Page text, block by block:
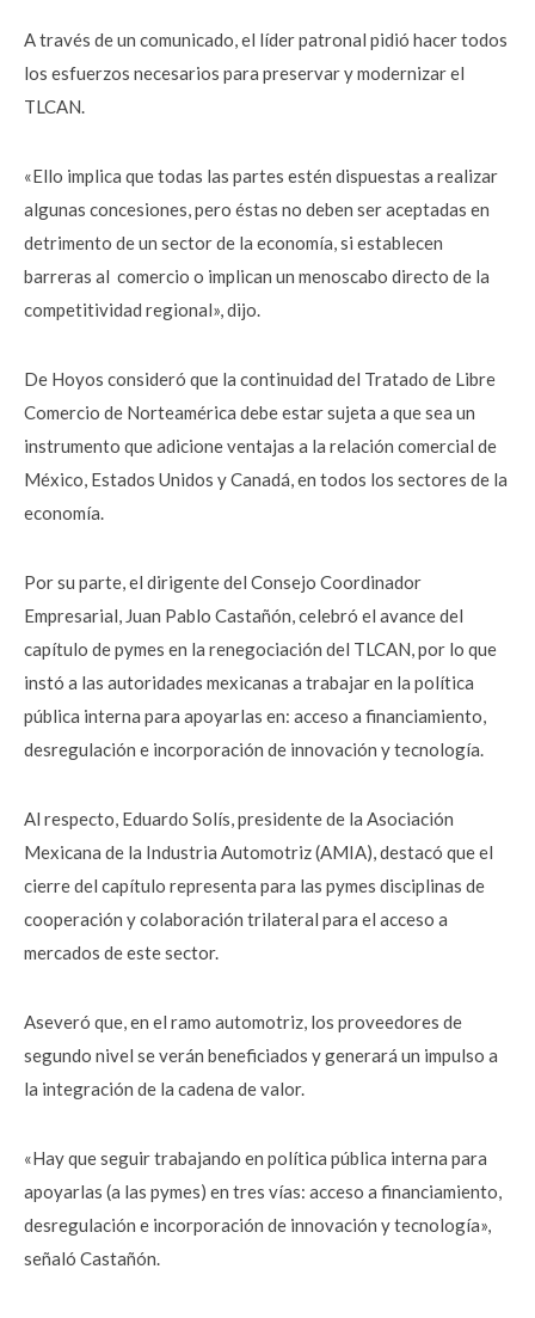
A través de un comunicado, el líder patronal pidió hacer todos
los esfuerzos necesarios para preservar y modernizar el
TLCAN.
«Ello implica que todas las partes estén dispuestas a realizar
algunas concesiones, pero éstas no deben ser aceptadas en
detrimento de un sector de la economía, si establecen
barreras al comercio o implican un menoscabo directo de la
competitividad regional», dijo.
De Hoyos consideró que la continuidad del Tratado de Libre
Comercio de Norteamérica debe estar sujeta a que sea un
instrumento que adicione ventajas a la relación comercial de
México, Estados Unidos y Canadá, en todos los sectores de la
economía.
Por su parte, el dirigente del Consejo Coordinador
Empresarial, Juan Pablo Castañón, celebró el avance del
capítulo de pymes en la renegociación del TLCAN, por lo que
instó a las autoridades mexicanas a trabajar en la política
pública interna para apoyarlas en: acceso a financiamiento,
desregulación e incorporación de innovación y tecnología.
Al respecto, Eduardo Solís, presidente de la Asociación
Mexicana de la Industria Automotriz (AMIA), destacó que el
cierre del capítulo representa para las pymes disciplinas de
cooperación y colaboración trilateral para el acceso a
mercados de este sector.
Aseveró que, en el ramo automotriz, los proveedores de
segundo nivel se verán beneficiados y generará un impulso a
la integración de la cadena de valor.
«Hay que seguir trabajando en política pública interna para
apoyarlas (a las pymes) en tres vías: acceso a financiamiento,
desregulación e incorporación de innovación y tecnología»,
señaló Castañón.